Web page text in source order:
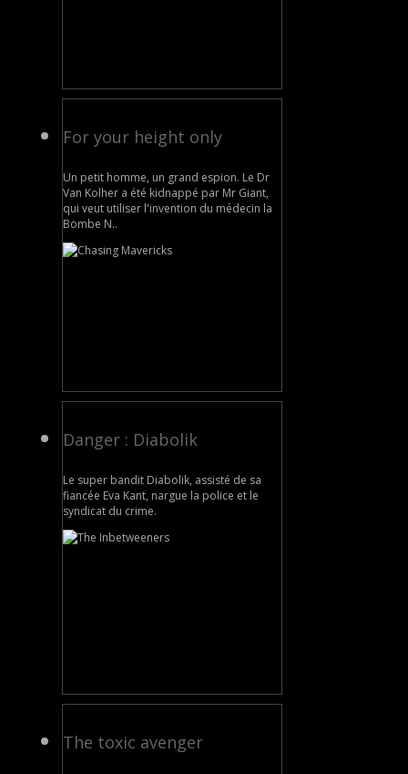
For your height only
Un petit homme, un grand espion. Le Dr
Van Kolher a été kidnappé par Mr Giant,
qui veut utiliser l'invention du médecin la
Bombe N..
Danger : Diabolik
Le super bandit Diabolik, assisté de sa
fiancée Eva Kant, nargue la police et le
syndicat du crime.
The toxic avenger